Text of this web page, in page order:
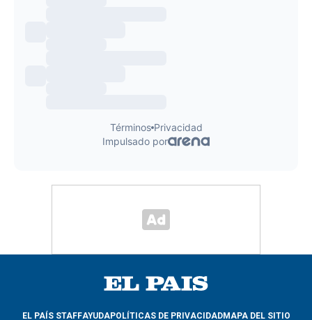
EL PAÍS STAFFAYUDAPOLÍTICAS DE PRIVACIDADMAPA DEL SITIO